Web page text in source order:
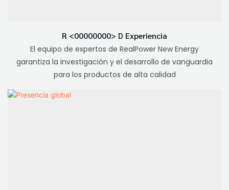
R <00000000> D Experiencia
El equipo de expertos de RealPower New Energy
garantiza la investigación y el desarrollo de vanguardia
para los productos de alta calidad